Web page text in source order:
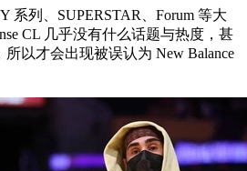
列、SUPERSTAR、Forum 等大
CL 几乎没有什么话题与热度，甚
以才会出现被误认为 New Balance